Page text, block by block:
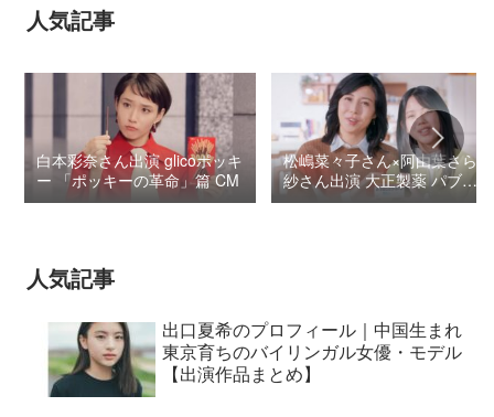
人気記事
白本彩奈さん出演 glicoポッキ
ー 「ポッキーの革命」篇 CM
松嶋菜々子さん×阿由葉さら
紗さん出演 大正製薬 パブロ
ンSゴールドW『いましよう
人気記事
出口夏希のプロフィール｜中国生まれ
東京育ちのバイリンガル女優・モデル
【出演作品まとめ】